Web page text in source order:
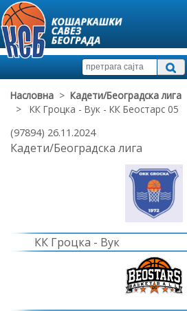
Насловна > Кадети/Београдска лига
> КК Гроцка - Вук - КК Беостарс 05
(97894) 26.11.2024
Кадети/Београдска лига
КК Гроцка - Вук